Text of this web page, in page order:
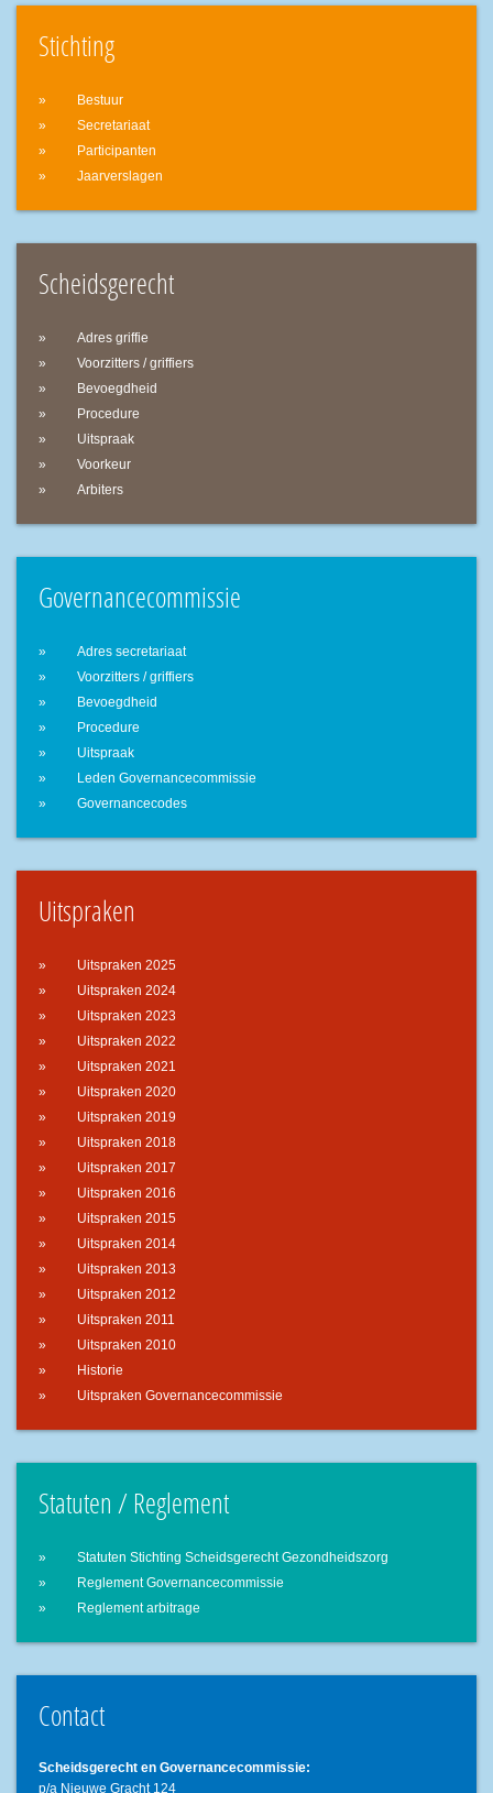
Stichting
Bestuur
Secretariaat
Participanten
Jaarverslagen
Scheidsgerecht
Adres griffie
Voorzitters / griffiers
Bevoegdheid
Procedure
Uitspraak
Voorkeur
Arbiters
Governancecommissie
Adres secretariaat
Voorzitters / griffiers
Bevoegdheid
Procedure
Uitspraak
Leden Governancecommissie
Governancecodes
Uitspraken
Uitspraken 2025
Uitspraken 2024
Uitspraken 2023
Uitspraken 2022
Uitspraken 2021
Uitspraken 2020
Uitspraken 2019
Uitspraken 2018
Uitspraken 2017
Uitspraken 2016
Uitspraken 2015
Uitspraken 2014
Uitspraken 2013
Uitspraken 2012
Uitspraken 2011
Uitspraken 2010
Historie
Uitspraken Governancecommissie
Statuten / Reglement
Statuten Stichting Scheidsgerecht Gezondheidszorg
Reglement Governancecommissie
Reglement arbitrage
Contact
Scheidsgerecht en Governancecommissie:
p/a Nieuwe Gracht 124